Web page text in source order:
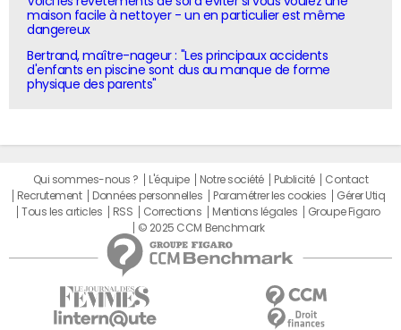
maison facile à nettoyer - un en particulier est même
dangereux
Bertrand, maître-nageur : "Les principaux accidents
d'enfants en piscine sont dus au manque de forme
physique des parents"
Qui sommes-nous ? L'équipe Notre société Publicité
Contact
Recrutement
Données personnelles Paramétrer les cookies
Gérer Utiq
Tous les articles
RSS Corrections Mentions légales
Groupe Figaro
© 2025 CCM Benchmark